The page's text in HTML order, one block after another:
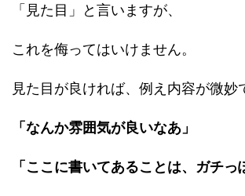
「見た目」と言いますが、
これを侮ってはいけません。
見た目が良ければ、例え内容が微妙
「なんか雰囲気が良いなあ」
「ここに書いてあることは、ガチっ